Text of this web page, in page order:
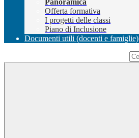
Panoramica
Offerta formativa
I progetti delle classi
Piano di Inclusione
Documenti utili (docenti e famiglie)